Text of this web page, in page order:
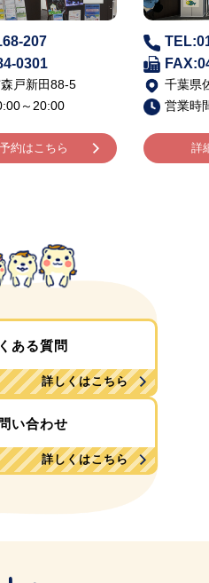
207
0301
戸新田88-5
～20:00
約はこちら
千葉県
営業時
詳
ある質問
詳しくはこちら
い合わせ
詳しくはこちら